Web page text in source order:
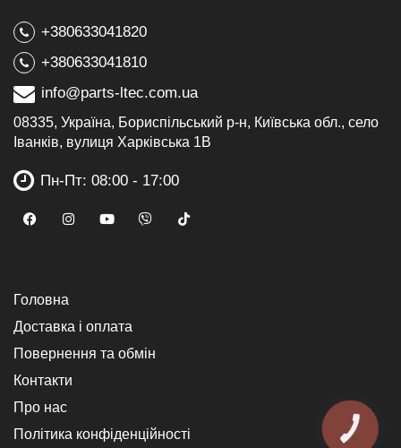
+380633041820
+380633041810
info@parts-ltec.com.ua
08335, Україна, Бориспільський р-н, Київська обл., село
Іванків, вулиця Харківська 1В
Пн-Пт: 08:00 - 17:00
Головна
Доставка і оплата
Повернення та обмін
Контакти
Про нас
Політика конфіденційності
КНОПКА
ЗВ'ЯЗКУ